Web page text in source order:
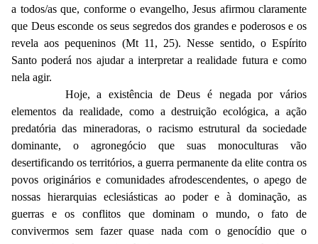
a todos/as que, conforme o evangelho, Jesus afirmou claramente
que Deus esconde os seus segredos dos grandes e poderosos e os
revela aos pequeninos (Mt 11, 25). Nesse sentido, o Espírito
Santo poderá nos ajudar a interpretar a realidade futura e como
nela agir.
Hoje, a existência de Deus é negada por vários
elementos da realidade, como a destruição ecológica, a ação
predatória das mineradoras, o racismo estrutural da sociedade
dominante, o agronegócio que suas monoculturas vão
desertificando os territórios, a guerra permanente da elite contra os
povos originários e comunidades afrodescendentes, o apego de
nossas hierarquias eclesiásticas ao poder e à dominação, as
guerras e os conflitos que dominam o mundo, o fato de
convivermos sem fazer quase nada com o genocídio que o